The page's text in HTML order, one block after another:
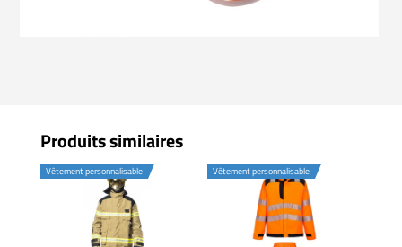
Produits similaires
Vêtement personnalisable Vêtement personnalisable